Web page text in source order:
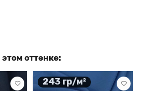
оттенке:
243 гр/м²